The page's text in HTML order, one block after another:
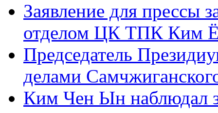
Заявление для прессы
отделом ЦК ТПК Ким
Председатель
делами
Ким Чен Ын наблюдал